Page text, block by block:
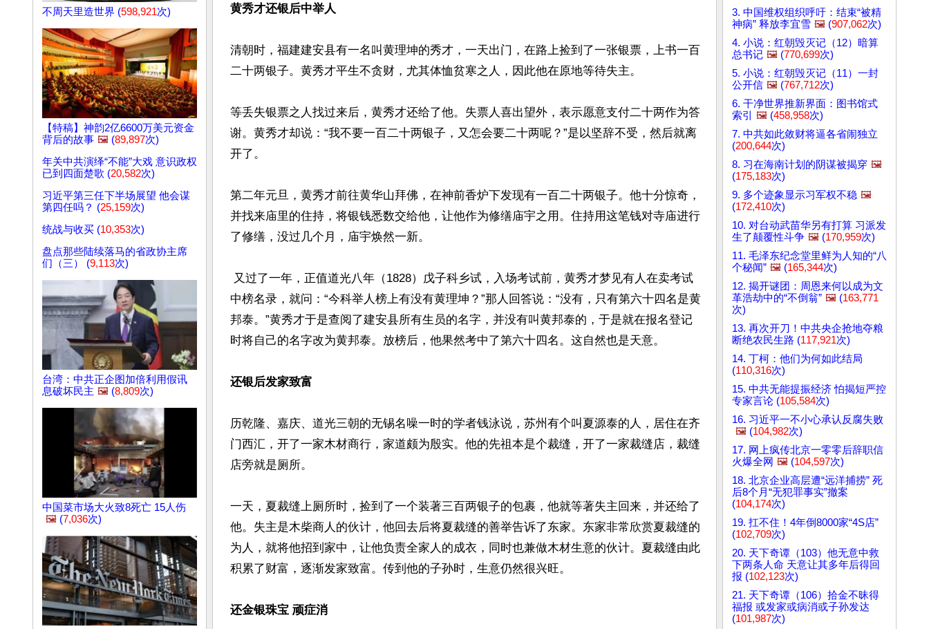
不周天里造世界 (598,921次)
【特稿】神韵2亿6600万美元资金
背后的故事 🖼️ (89,897次)
年关中共演绎“不能”大戏 意识政权
已到四面楚歌 (20,582次)
习近平第三任下半场展望 他会谋
第四任吗？ (25,159次)
统战与收买 (10,353次)
盘点那些陆续落马的省政协主席
们（三） (9,113次)
台湾：中共正企图加倍利用假讯
息破坏民主 🖼️ (8,809次)
中国菜市场大火致8死亡 15人伤
🖼️ (7,036次)
黄秀才还银后中举人
清朝时，福建建安县有一名叫黄理坤的秀才，一天出门，在路上捡到了一张银票，上书一百
二十两银子。黄秀才平生不贪财，尤其体恤贫寒之人，因此他在原地等待失主。
等丢失银票之人找过来后，黄秀才还给了他。失票人喜出望外，表示愿意支付二十两作为答
谢。黄秀才却说：“我不要一百二十两银子，又怎会要二十两呢？”是以坚辞不受，然后就离
开了。
第二年元旦，黄秀才前往黄华山拜佛，在神前香炉下发现有一百二十两银子。他十分惊奇，
并找来庙里的住持，将银钱悉数交给他，让他作为修缮庙宇之用。住持用这笔钱对寺庙进行
了修缮，没过几个月，庙宇焕然一新。
中榜名录，就问：“今科举人榜上有没有黄理坤？”那人回答说：“没有，只有第六十四名是黄
邦泰。”黄秀才于是查阅了建安县所有生员的名字，并没有叫黄邦泰的，于是就在报名登记
时将自己的名字改为黄邦泰。放榜后，他果然考中了第六十四名。这自然也是天意。
还银后发家致富
历乾隆、嘉庆、道光三朝的无锡名噪一时的学者钱泳说，苏州有个叫夏源泰的人，居住在齐
门西汇，开了一家木材商行，家道颇为殷实。他的先祖本是个裁缝，开了一家裁缝店，裁缝
店旁就是厕所。
一天，夏裁缝上厕所时，捡到了一个装著三百两银子的包裹，他就等著失主回来，并还给了
他。失主是木柴商人的伙计，他回去后将夏裁缝的善举告诉了东家。东家非常欣赏夏裁缝的
为人，就将他招到家中，让他负责全家人的成衣，同时也兼做木材生意的伙计。夏裁缝由此
积累了财富，逐渐发家致富。传到他的子孙时，生意仍然很兴旺。
还金银珠宝 顽症消
3. 中国维权组织呼吁：结束“被精
神病” 释放李宜雪 🖼️ (907,062次)
4. 小说：红朝毁灭记（12）暗算
总书记 🖼️ (770,699次)
5. 小说：红朝毁灭记（11）一封
公开信 🖼️ (767,712次)
6. 干净世界推新界面：图书馆式
索引
🖼️ (458,958次)
7. 中共如此敛财将逼各省闹独立
(200,644次)
8. 习在海南计划的阴谋被揭穿 🖼️
(175,183次)
9. 多个迹象显示习军权不稳 🖼️
(172,410次)
10. 对台动武苗华另有打算 习派发
生了颠覆性斗争 🖼️ (170,959次)
11. 毛泽东纪念堂里鲜为人知的“八
个秘闻” 🖼️ (165,344次)
12. 揭开谜团：周恩来何以成为文
革浩劫中的“不倒翁” 🖼️ (163,771
次)
13. 再次开刀！中共央企抢地夺粮
断绝农民生路 (117,921次)
14. 丁柯：他们为何如此结局
(110,316次)
15. 中共无能提振经济 怕揭短严控
专家言论 (105,584次)
16. 习近平一不小心承认反腐失败
🖼️ (104,982次)
17. 网上疯传北京一零零后辞职信
火爆全网 🖼️ (104,597次)
18. 北京企业高层遭“远洋捕捞” 死
后8个月“无犯罪事实”撤案
(104,174次)
19. 扛不住！4年倒8000家“4S店”
(102,709次)
20. 天下奇谭（103）他无意中救
下两条人命 天意让其多年后得回
报 (102,123次)
21. 天下奇谭（106）拾金不昧得
福报 或发家或病消或子孙发达
(101,987次)